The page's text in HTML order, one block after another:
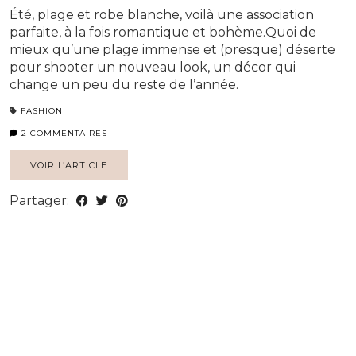
Été, plage et robe blanche, voilà une association
parfaite, à la fois romantique et bohème.Quoi de
mieux qu’une plage immense et (presque) déserte
pour shooter un nouveau look, un décor qui
change un peu du reste de l’année.
FASHION
2 COMMENTAIRES
VOIR L’ARTICLE
Partager: